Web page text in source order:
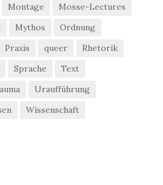
Montage
Mosse-Lectures
Mythos
Ordnung
Praxis queer
Rhetorik
Sprache
Text
Uraufführung
Wissenschaft